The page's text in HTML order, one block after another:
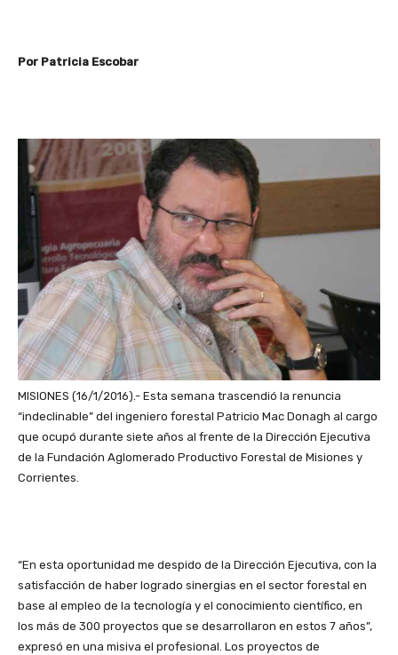
Por Patricia Escobar
MISIONES (16/1/2016).- Esta semana trascendió la renuncia
“indeclinable” del ingeniero forestal Patricio Mac Donagh al cargo
que ocupó durante siete años al frente de la Dirección Ejecutiva
de la Fundación Aglomerado Productivo Forestal de Misiones y
Corrientes.
“En esta oportunidad me despido de la Dirección Ejecutiva, con la
satisfacción de haber logrado sinergias en el sector forestal en
base al empleo de la tecnología y el conocimiento científico, en
los más de 300 proyectos que se desarrollaron en estos 7 años”,
expresó en una misiva el profesional. Los proyectos de